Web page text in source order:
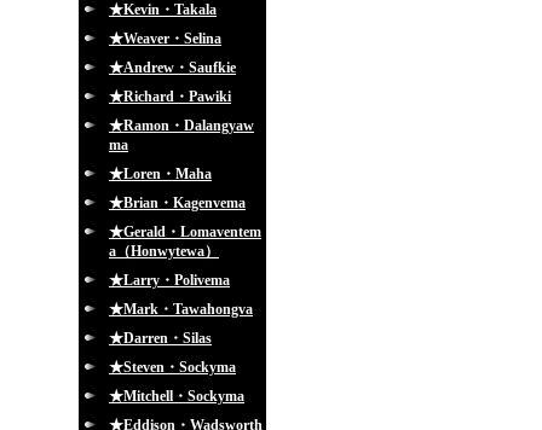
★Kevin・Takala
★Weaver・Selina
★Andrew・Saufkie
★Richard・Pawiki
★Ramon・Dalangyaw
ma
★Loren・Maha
★Brian・Kagenvema
★Gerald・Lomaventem
a（Honwytewa）
★Larry・Polivema
★Mark・Tawahongva
★Darren・Silas
★Steven・Sockyma
★Mitchell・Sockyma
★Eddison・Wadsworth